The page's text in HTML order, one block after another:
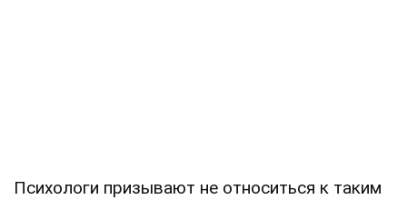
Психологи призывают не относиться к таким